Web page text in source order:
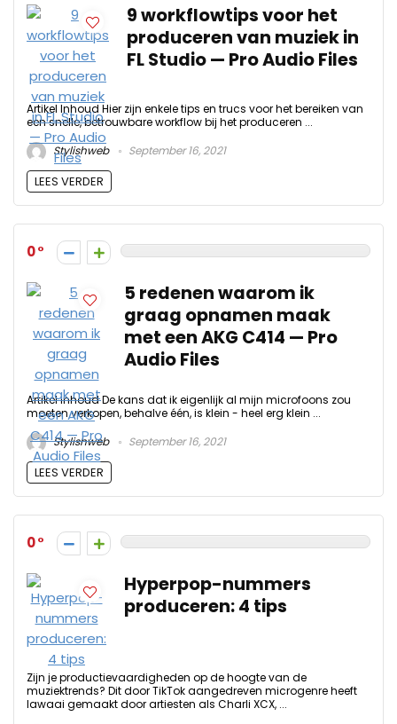
9 workflowtips voor het
produceren van muziek in
FL Studio — Pro Audio Files
Artikel Inhoud Hier zijn enkele tips en trucs voor het bereiken van
een snelle, betrouwbare workflow bij het produceren ...
Stylishweb
September 16, 2021
LEES VERDER
0
5 redenen waarom ik
graag opnamen maak
met een AKG C414 — Pro
Audio Files
Artikel Inhoud De kans dat ik eigenlijk al mijn microfoons zou
moeten verkopen, behalve één, is klein - heel erg klein ...
Stylishweb
September 16, 2021
LEES VERDER
0
Hyperpop-nummers
produceren: 4 tips
Zijn je productievaardigheden op de hoogte van de
muziektrends? Dit door TikTok aangedreven microgenre heeft
lawaai gemaakt door artiesten als Charli XCX, ...